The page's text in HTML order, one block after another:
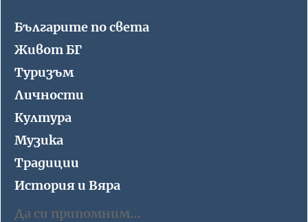
Българите по света
Живот БГ
Туризъм
Личности
Култура
Музика
Традиции
История и Вяра
Да си припомним…